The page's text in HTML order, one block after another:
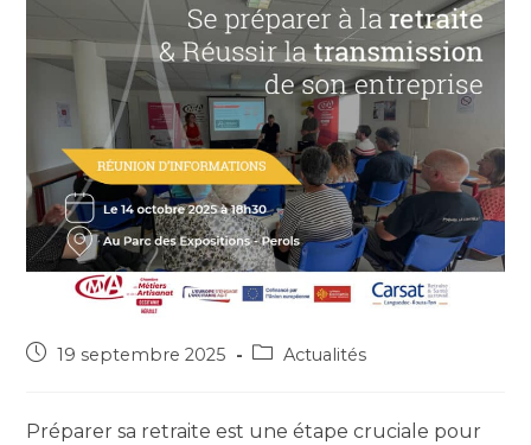
19 septembre 2025 Actualités
Préparer sa retraite est une étape cruciale pour